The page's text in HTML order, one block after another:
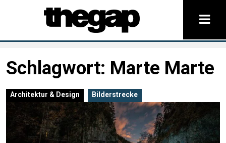
Schlagwort: Marte Marte
Architektur & Design Bilderstrecke